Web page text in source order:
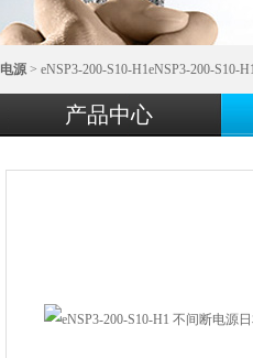
电源> eNSP3-200-S10-H1eNSP3-200-S10-
产品中心